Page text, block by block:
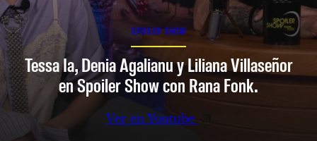
SPOILER SHOW
Tessa Ia, Denia Agalianu y Liliana Villaseñor
en Spoiler Show con Rana Fonk.
Ver en Youtube